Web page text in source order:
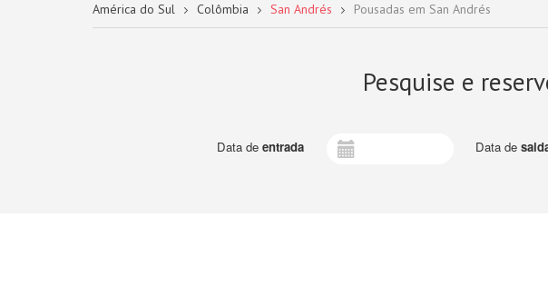
América do Sul Colômbia San Andrés Pousadas em San Andrés
Pesquise e
Data de entrada Data de